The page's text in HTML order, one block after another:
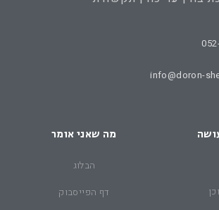
info@doron-
מה שאני אומר
הבלוג
דף הפייסבוק